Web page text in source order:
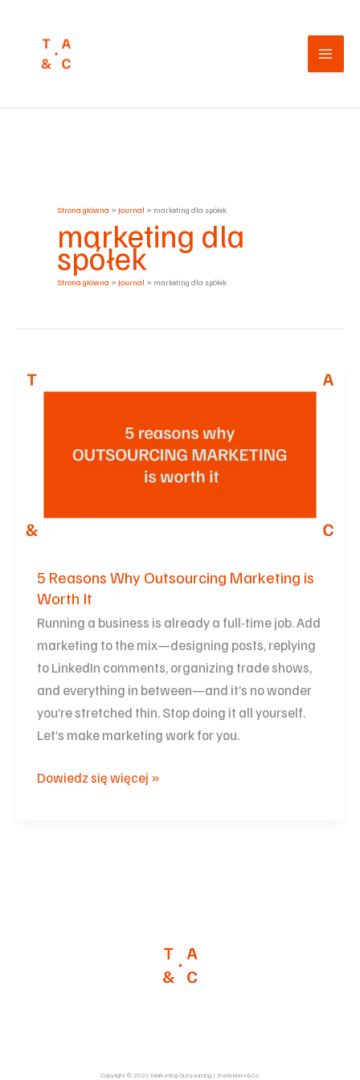
Strona główna Journal marketing dla spółek
marketing dla
spółek
Strona główna Journal marketing dla spółek
5 Reasons Why Outsourcing Marketing is
Worth It
Running a business is already a full-time job. Add
marketing to the mix—designing posts, replying
to LinkedIn comments, organizing trade shows,
and everything in between—and it’s no wonder
you’re stretched thin. Stop doing it all yourself.
Let’s make marketing work for you.
5
Reasons
Marketing
It
Dowiedz się więcej »
Copyright © 2026 Marketing Outsourcing | theAnders&Co.